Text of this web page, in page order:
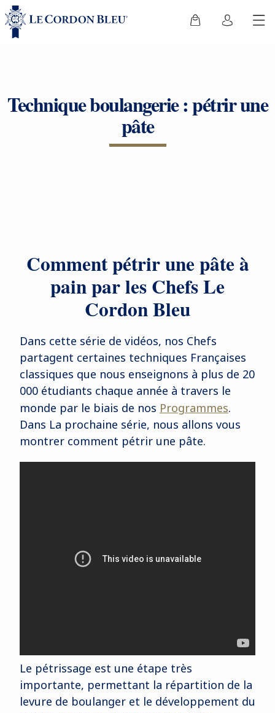
Technique boulangerie : pétrir une
pâte
Comment pétrir une pâte à
pain par les Chefs Le
Cordon Bleu
Dans cette série de vidéos, nos Chefs
partagent certaines techniques Françaises
classiques que nous enseignons à plus de 20
000 étudiants chaque année à travers le
monde par le biais de nos Programmes.
Dans La prochaine série, nous allons vous
montrer comment pétrir une pâte.
Le pétrissage est une étape très
importante, permettant la répartition de la
levure de boulanger et le développement du